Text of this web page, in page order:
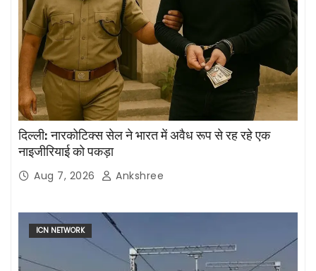
दिल्ली: नारकोटिक्स सेल ने भारत में अवैध रूप से रह रहे एक
नाइजीरियाई को पकड़ा
Aug 7, 2026 Ankshree
ICN NETWORK